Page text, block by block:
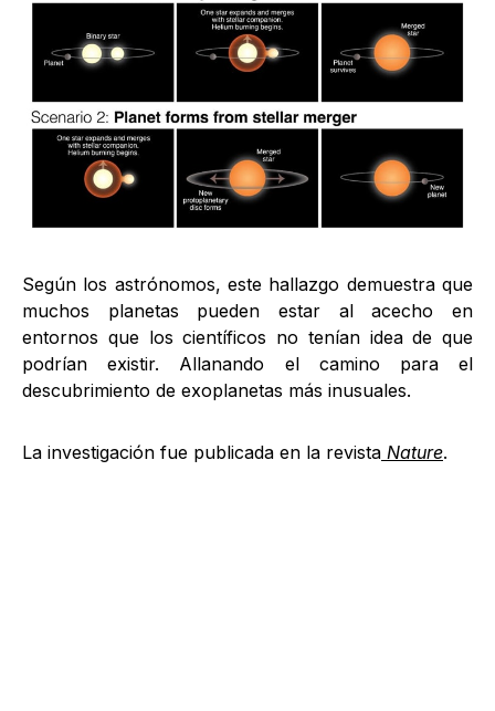
Según los astrónomos, este hallazgo demuestra que
muchos planetas pueden estar al acecho en
entornos que los científicos no tenían idea de que
podrían existir. Allanando el camino para el
descubrimiento de exoplanetas más inusuales.
La investigación fue publicada en la revista Nature.